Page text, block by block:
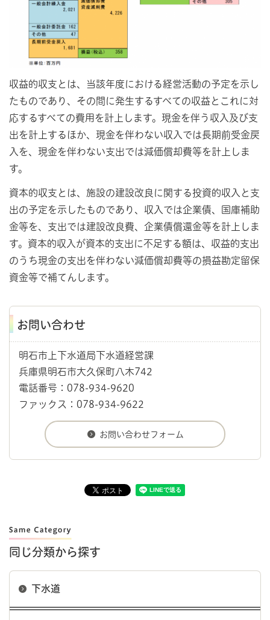
収益的収支とは、当該年度における経営活動の予定を示し
たものであり、その間に発生するすべての収益とこれに対
応するすべての費用を計上します。現金を伴う収入及び支
出を計上するほか、現金を伴わない収入では長期前受金戻
入を、現金を伴わない支出では減価償却費等を計上しま
す。
資本的収支とは、施設の建設改良に関する投資的収入と支
出の予定を示したものであり、収入では企業債、国庫補助
金等を、支出では建設改良費、企業債償還金等を計上しま
す。資本的収入が資本的支出に不足する額は、収益的支出
のうち現金の支出を伴わない減価償却費等の損益勘定留保
資金等で補てんします。
お問い合わせ
明石市上下水道局下水道経営課
兵庫県明石市大久保町八木742
電話番号：078-934-9620
ファックス：078-934-9622
同じ分類から探す
下水道